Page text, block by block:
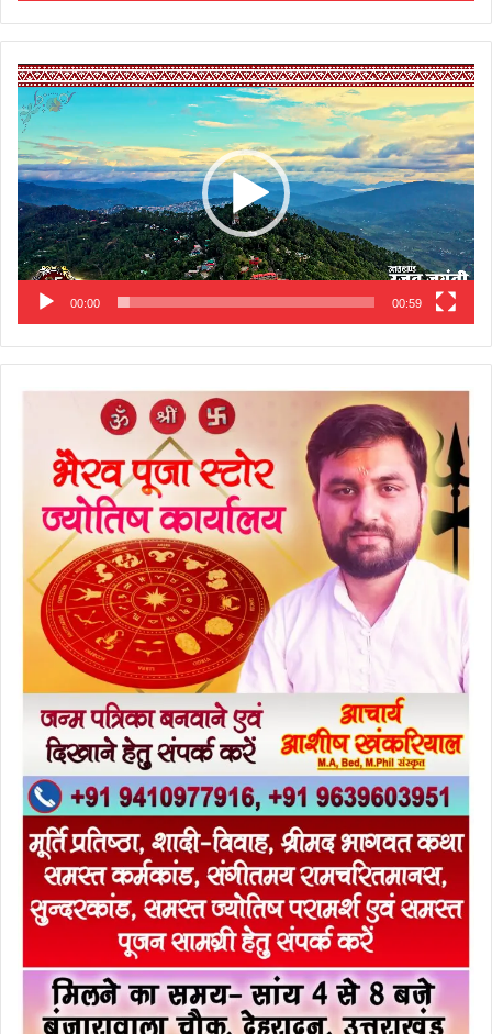
Video
Player
00:00 00:59